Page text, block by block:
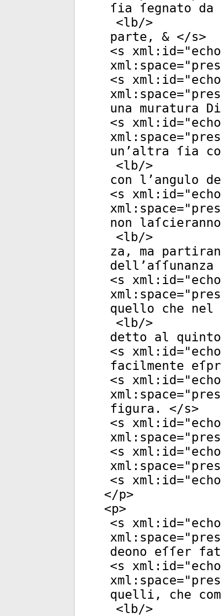
ſia ſegnato da
<lb/>
parte, & </s>
<s xml:id="
xml:space="
<s xml:id="
xml:space="
una muratura
<s xml:id="
xml:space="
un’altra ſia
<lb/>
con l’angulo
<s xml:id="
xml:space="
non
<lb/>
za, ma
<s xml:id="
xml:space="
quello che nel
<lb/>
detto al
<s xml:id="
facilmente
<s xml:id="
xml:space="
figura. </s>
<s xml:id="
xml:space="
<s xml:id="
xml:space="
<s xml:id="
</p>
<p>
<s xml:id="
xml:space="
deono eſſer
<s xml:id="
xml:space="
quelli, che
<lb/>